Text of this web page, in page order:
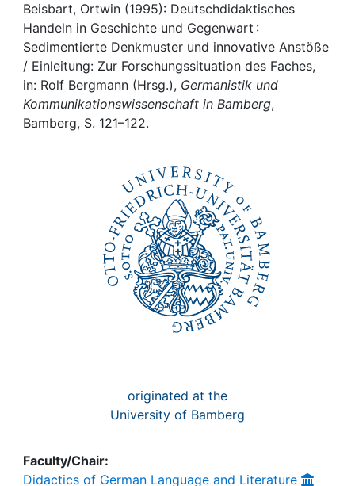
Help
Beisbart, Ortwin (1995): Deutschdidaktisches
Handeln in Geschichte und Gegenwart :
Sedimentierte Denkmuster und innovative Anstöße
/ Einleitung: Zur Forschungssituation des Faches,
in: Rolf Bergmann (Hrsg.), Germanistik und
Kommunikationswissenschaft in Bamberg,
Bamberg, S. 121–122.
originated at the
University of Bamberg
Faculty/Chair:
Didactics of German Language and Literature